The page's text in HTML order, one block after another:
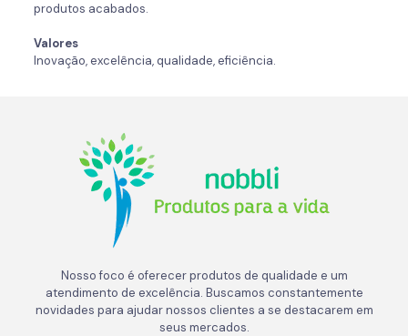
produtos acabados.
Valores
Inovação, excelência, qualidade, eficiência.
Nosso foco é oferecer produtos de qualidade e um
atendimento de excelência. Buscamos constantemente
novidades para ajudar nossos clientes a se destacarem em
seus mercados.